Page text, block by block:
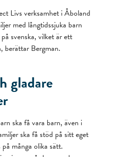
Livs verksamhet i Åboland
med långtidssjuka barn
svenska, vilket är ett
berättar Bergman.
gladare
ska få vara barn, även i
ska få stöd på sitt eget
många olika sätt.